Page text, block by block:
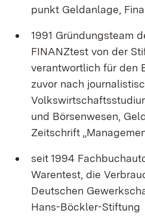
punkt Geldanlage,
1991 Gründungsteam
FINANZtest von der
verantwortlich für den
zuvor nach
und Börsenwesen,
Zeitschrift
seit 1994
Waren­test, die
Deutschen
Hans-Böckler-Stiftung